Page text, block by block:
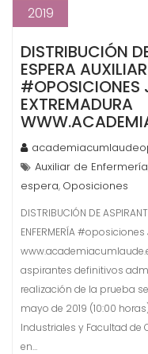
2019
DISTRIBUCIÓN
ESPERA
#OPOSICIONES
EXTREMADURA
Auxiliar de Enfermería
espera, Oposiciones
DISTRIBUCIÓN DE
ENFERMERÍA #oposiciones
aspirantes definitivos
realización de la prueba
mayo de 2019 (10:00
Industriales y Facultad de
en…